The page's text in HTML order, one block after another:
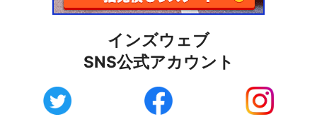
インズウェブ
SNS公式アカウント